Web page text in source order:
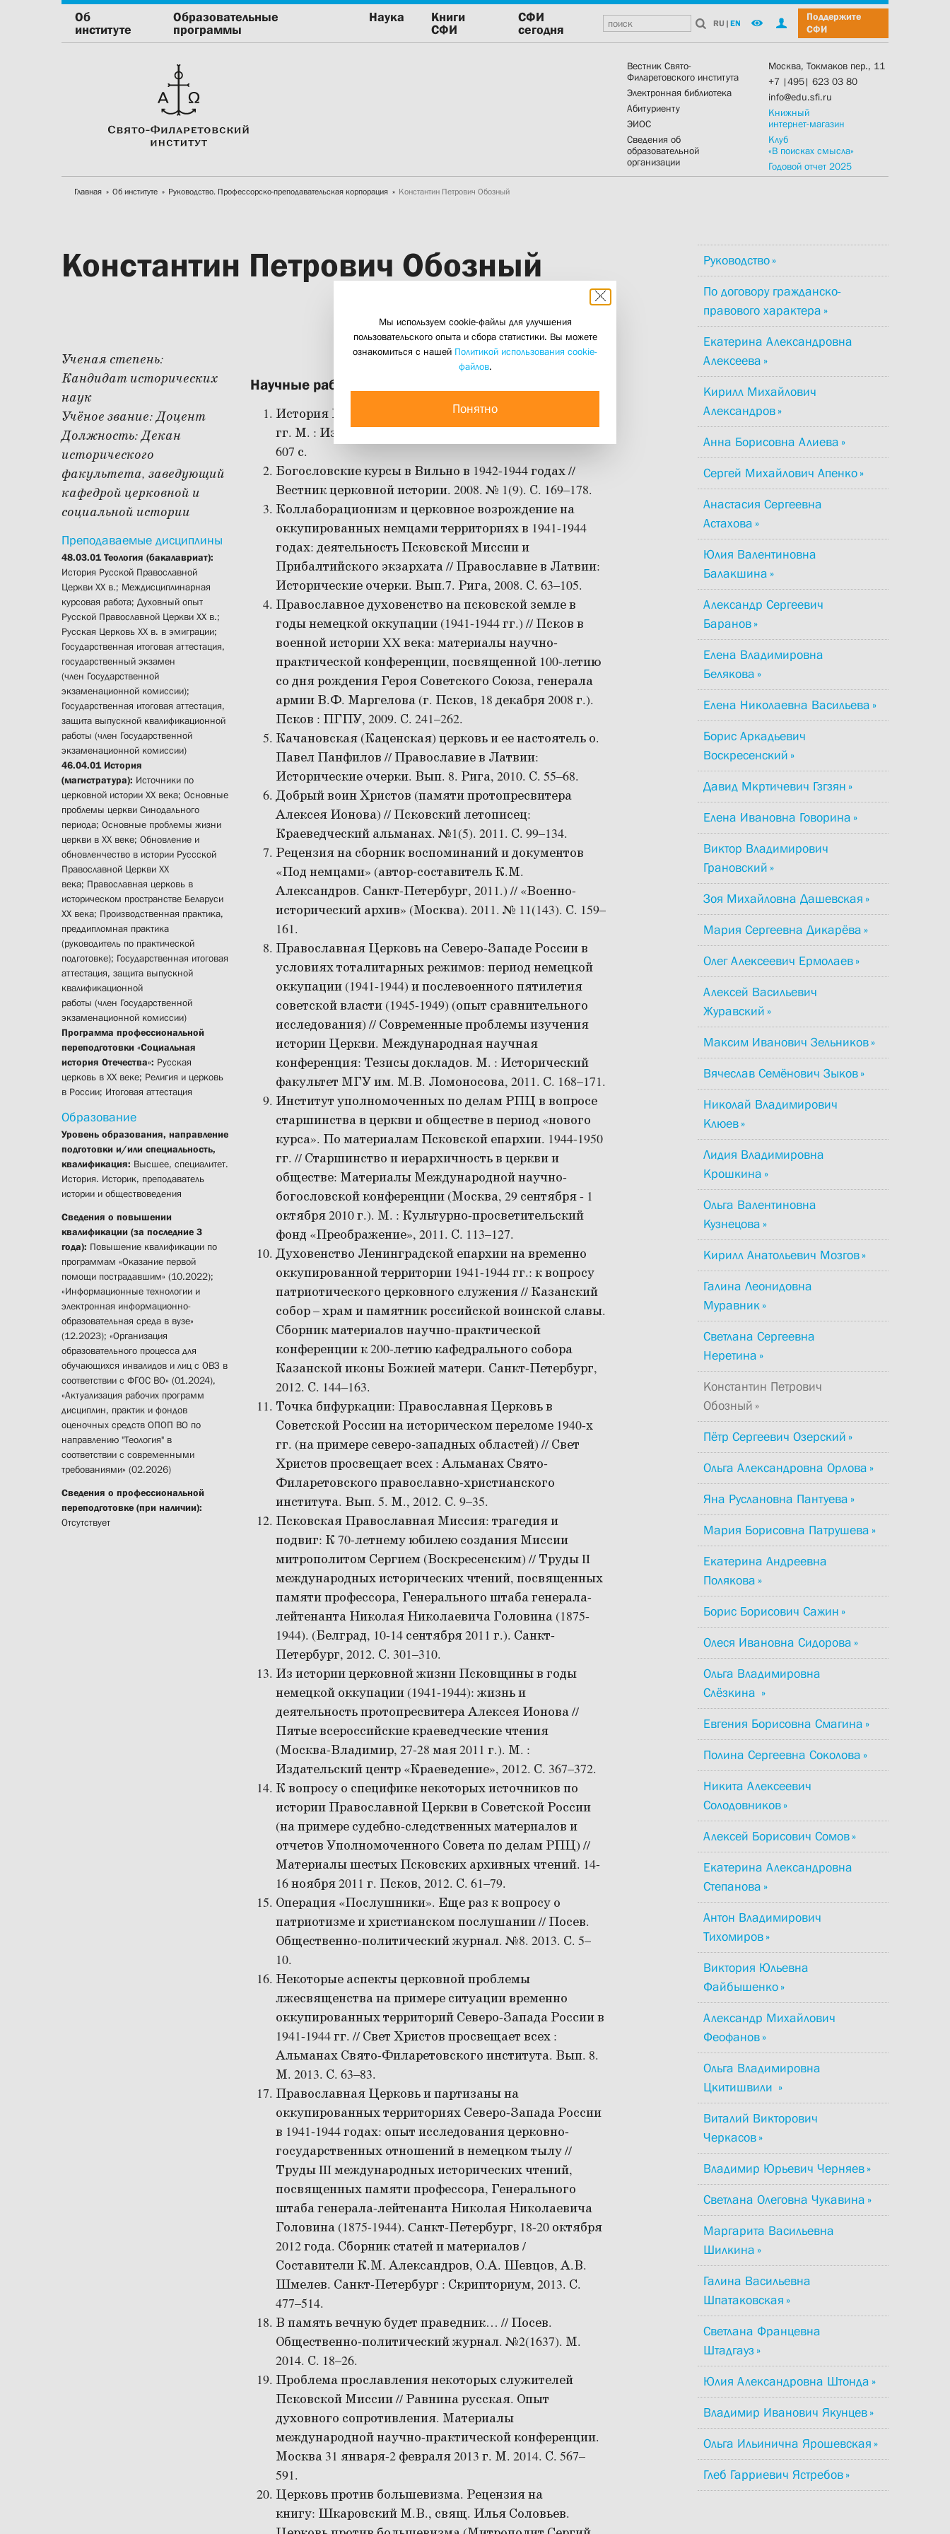
Об
институте
Образовательные
программы
Наука
Книги
СФИ
СФИ
сегодня
RU | EN
Поддержите
СФИ
Вестник Свято-
Филаретовского института
Электронная библиотека
Абитуриенту
ЭИОС
Сведения об
образовательной
организации
Москва, Токмаков пер., 11
+7 |495| 623 03 80
info@edu.sfi.ru
Книжный
интернет-магазин
Клуб
«В поисках смысла»
Годовой отчет 2025
Главная Об институте Руководство. Профессорско-преподавательская корпорация Константин Петрович Обозный
Константин Петрович Обозный
Ученая степень:
Кандидат исторических
наук
Учёное звание:Доцент
Должность:Декан
исторического
факультета, заведующий
кафедрой церковной и
социальной истории
Преподаваемые дисциплины
48.03.01 Теология (бакалавриат):
История Русской Православной
Церкви XX в.; Междисциплинарная
курсовая работа; Духовный опыт
Русской Православной Церкви XX в.;
Русская Церковь XX в. в эмиграции;
Государственная итоговая аттестация,
государственный экзамен
(член Государственной
экзаменационной комиссии);
Государственная итоговая аттестация,
защита выпускной квалификационной
работы (член Государственной
экзаменационной комиссии)
46.04.01 История
(магистратура): Источники по
церковной истории XX века; Основные
проблемы церкви Синодального
периода; Основные проблемы жизни
церкви в ХХ веке; Обновление и
обновленчество в истории Руссской
Православной Церкви XX
века; Православная церковь в
историческом пространстве Беларуси
ХХ века; Производственная практика,
преддипломная практика
(руководитель по практической
подготовке); Государственная итоговая
аттестация, защита выпускной
квалификационной
работы (член Государственной
экзаменационной комиссии)
Программа профессиональной
переподготовки «Социальная
история Отечества»: Русская
церковь в ХХ веке; Религия и церковь
в России; Итоговая аттестация
Образование
Уровень образования, направление
подготовки и/или специальность,
квалификация: Высшее, специалитет.
История. Историк, преподаватель
истории и обществоведения
Сведения о повышении
квалификации (за последние 3
года): Повышение квалификации по
программам «Оказание первой
помощи пострадавшим» (10.2022);
«Информационные технологии и
электронная информационно-
образовательная среда в вузе»
(12.2023); «Организация
образовательного процесса для
обучающихся инвалидов и лиц с ОВЗ в
соответствии с ФГОС ВО» (01.2024),
«Актуализация рабочих программ
дисциплин, практик и фондов
оценочных средств ОПОП ВО по
направлению "Теология" в
соответствии с современными
требованиями» (02.2026)
Сведения о профессиональной
переподготовке (при наличии):
Отсутствует
Научные работы
История Псковской Православной Миссии 1941-1944
гг. М. : Издательство Крутицкого подворья, 2008.
607 с.
Богословские курсы в Вильно в 1942-1944 годах //
Вестник церковной истории. 2008. № 1(9). С. 169–178.
Коллаборационизм и церковное возрождение на
оккупированных немцами территориях в 1941-1944
годах: деятельность Псковской Миссии и
Прибалтийского экзархата // Православие в Латвии:
Исторические очерки. Вып.7. Рига, 2008. С. 63–105.
Православное духовенство на псковской земле в
годы немецкой оккупации (1941-1944 гг.) // Псков в
военной истории XX века: материалы научно-
практической конференции, посвященной 100-летию
со дня рождения Героя Советского Союза, генерала
армии В.Ф. Маргелова (г. Псков, 18 декабря 2008 г.).
Псков : ПГПУ, 2009. С. 241–262.
Качановская (Каценская) церковь и ее настоятель о.
Павел Панфилов // Православие в Латвии:
Исторические очерки. Вып. 8. Рига, 2010. С. 55–68.
Добрый воин Христов (памяти протопресвитера
Алексея Ионова) // Псковский летописец:
Краеведческий альманах. №1(5). 2011. С. 99–134.
Рецензия на сборник воспоминаний и документов
«Под немцами» (автор-составитель К.М.
Александров. Санкт-Петербург, 2011.) // «Военно-
исторический архив» (Москва). 2011. № 11(143). С. 159–
161.
Православная Церковь на Северо-Западе России в
условиях тоталитарных режимов: период немецкой
оккупации (1941-1944) и послевоенного пятилетия
советской власти (1945-1949) (опыт сравнительного
исследования) // Современные проблемы изучения
истории Церкви. Международная научная
конференция: Тезисы докладов. М. : Исторический
факультет МГУ им. М.В. Ломоносова, 2011. С. 168–171.
Институт уполномоченных по делам РПЦ в вопросе
старшинства в церкви и обществе в период «нового
курса». По материалам Псковской епархии. 1944-1950
гг. // Старшинство и иерархичность в церкви и
обществе: Материалы Международной научно-
богословской конференции (Москва, 29 сентября - 1
октября 2010 г.). М. : Культурно-просветительский
фонд «Преображение», 2011. С. 113–127.
Духовенство Ленинградской епархии на временно
оккупированной территории 1941-1944 гг.: к вопросу
патриотического церковного служения // Казанский
собор – храм и памятник российской воинской славы.
Сборник материалов научно-практической
конференции к 200-летию кафедрального собора
Казанской иконы Божией матери. Санкт-Петербург,
2012. С. 144–163.
Точка бифуркации: Православная Церковь в
Советской России на историческом переломе 1940-х
гг. (на примере северо-западных областей) // Свет
Христов просвещает всех : Альманах Свято-
Филаретовского православно-христианского
института. Вып. 5. М., 2012. С. 9–35.
Псковская Православная Миссия: трагедия и
подвиг: К 70-летнему юбилею создания Миссии
митрополитом Сергием (Воскресенским) // Труды II
международных исторических чтений, посвященных
памяти профессора, Генерального штаба генерала-
лейтенанта Николая Николаевича Головина (1875-
1944). (Белград, 10-14 сентября 2011 г.). Санкт-
Петербург, 2012. С. 301–310.
Из истории церковной жизни Псковщины в годы
немецкой оккупации (1941-1944): жизнь и
деятельность протопресвитера Алексея Ионова //
Пятые всероссийские краеведческие чтения
(Москва-Владимир, 27-28 мая 2011 г.). М. :
Издательский центр «Краеведение», 2012. С. 367–372.
К вопросу о специфике некоторых источников по
истории Православной Церкви в Советской России
(на примере судебно-следственных материалов и
отчетов Уполномоченного Совета по делам РПЦ) //
Материалы шестых Псковских архивных чтений. 14-
16 ноября 2011 г. Псков, 2012. С. 61–79.
Операция «Послушники». Еще раз к вопросу о
патриотизме и христианском послушании // Посев.
Общественно-политический журнал. №8. 2013. С. 5–
10.
Некоторые аспекты церковной проблемы
лжесвященства на примере ситуации временно
оккупированных территорий Северо-Запада России в
1941-1944 гг. // Свет Христов просвещает всех :
Альманах Свято-Филаретовского института. Вып. 8.
М. 2013. С. 63–83.
Православная Церковь и партизаны на
оккупированных территориях Северо-Запада России
в 1941-1944 годах: опыт исследования церковно-
государственных отношений в немецком тылу //
Труды III международных исторических чтений,
посвященных памяти профессора, Генерального
штаба генерала-лейтенанта Николая Николаевича
Головина (1875-1944). Cанкт-Петербург, 18-20 октября
2012 года. Сборник статей и материалов /
Составители К.М. Александров, О.А. Шевцов, А.В.
Шмелев. Санкт-Петербург : Скрипториум, 2013. С.
477–514.
В память вечную будет праведник… // Посев.
Общественно-политический журнал. №2(1637). М.
2014. С. 18–26.
Проблема прославления некоторых служителей
Псковской Миссии // Равнина русская. Опыт
духовного сопротивления. Материалы
международной научно-практической конференции.
Москва 31 января-2 февраля 2013 г. М. 2014. С. 567–
591.
Церковь против большевизма. Рецензия на
книгу: Шкаровский М.В., свящ. Илья Соловьев.
Руководство
По договору гражданско-
правового характера
Екатерина Александровна
Алексеева
Кирилл Михайлович
Александров
Анна Борисовна Алиева
Сергей Михайлович Апенко
Анастасия Сергеевна
Астахова
Юлия Валентиновна
Балакшина
Александр Сергеевич
Баранов
Елена Владимировна
Белякова
Елена Николаевна Васильева
Борис Аркадьевич
Воскресенский
Давид Мкртичевич Гзгзян
Елена Ивановна Говорина
Виктор Владимирович
Грановский
Зоя Михайловна Дашевская
Мария Сергеевна Дикарёва
Олег Алексеевич Ермолаев
Алексей Васильевич
Журавский
Максим Иванович Зельников
Вячеслав Семёнович Зыков
Николай Владимирович
Клюев
Лидия Владимировна
Крошкина
Ольга Валентиновна
Кузнецова
Кирилл Анатольевич Мозгов
Галина Леонидовна
Муравник
Светлана Сергеевна
Неретина
Константин Петрович
Обозный
Пётр Сергеевич Озерский
Ольга Александровна Орлова
Яна Руслановна Пантуева
Мария Борисовна Патрушева
Екатерина Андреевна
Полякова
Борис Борисович Сажин
Олеся Ивановна Сидорова
Ольга Владимировна
Слёзкина
Евгения Борисовна Смагина
Полина Сергеевна Соколова
Никита Алексеевич
Солодовников
Алексей Борисович Сомов
Екатерина Александровна
Степанова
Антон Владимирович
Тихомиров
Виктория Юльевна
Файбышенко
Александр Михайлович
Феофанов
Ольга Владимировна
Цкитишвили
Виталий Викторович
Черкасов
Владимир Юрьевич Черняев
Светлана Олеговна Чукавина
Маргарита Васильевна
Шилкина
Галина Васильевна
Шпатаковская
Светлана Францевна
Штадгауз
Юлия Александровна Штонда
Владимир Иванович Якунцев
Ольга Ильинична Ярошевская
Глеб Гарриевич Ястребов
Мы используем cookie-файлы для улучшения
пользовательского опыта и сбора статистики. Вы можете
ознакомиться с нашей Политикой использования cookie-
файлов.
Понятно